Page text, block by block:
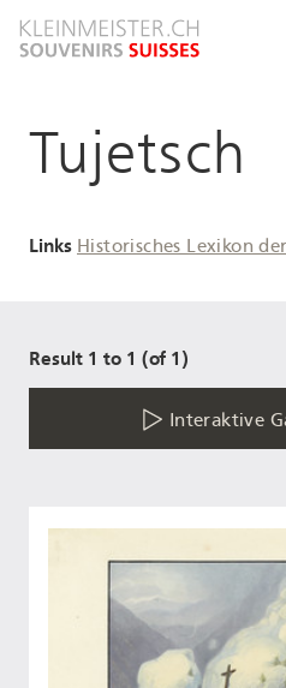
zum
Tujetsch
Links Historisches Lexikon
Result 1 to 1 (of 1)
Interaktive